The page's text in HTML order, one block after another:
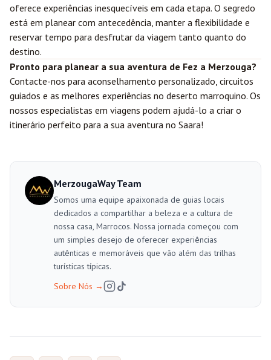
oferece experiências inesquecíveis em cada etapa. O segredo
está em planear com antecedência, manter a flexibilidade e
reservar tempo para desfrutar da viagem tanto quanto do
destino.
Pronto para planear a sua aventura de Fez a Merzouga?
Contacte-nos para aconselhamento personalizado, circuitos
guiados e as melhores experiências no deserto marroquino. Os
nossos especialistas em viagens podem ajudá-lo a criar o
itinerário perfeito para a sua aventura no Saara!
MerzougaWay Team
Somos uma equipe apaixonada de guias locais
dedicados a compartilhar a beleza e a cultura de
nossa casa, Marrocos. Nossa jornada começou com
um simples desejo de oferecer experiências
autênticas e memoráveis que vão além das trilhas
turísticas típicas.
Sobre Nós →